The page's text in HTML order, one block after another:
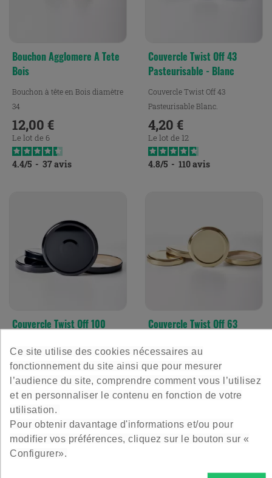
Bouchon Agglomere A Tete
Bois
Bouchon à tête en Bois diamètre
34
Prix
12,00 €
Le lot de 6
4.4/5 - 37avis
Couvercle Twist Off 43
Pasteurisable - Blanc
Couvercle Twist Off 43
Pasteurisable Blanc.
Prix
4,20 €
Le lot de 12
4.8/5 - 110avis
Couvercle Twist Off 100
Prix
2,40 €
Le lot de 6
/5- 25 avis
Couvercle Twist Off 63
Twist Off 63
Prix
4,20 €
4.9/5- 277avis
Ce site utilise des cookies nécessaires au
fonctionnement du site ainsi que pour mesurer
l’audience du site, comprendre comment vous l’utilisez
et en personnaliser le contenu en fonction de votre
utilisation.
Pour obtenir davantage d'informations et/ou pour
modifier vos préférences, cliquez sur le bouton sur «
Configurer».